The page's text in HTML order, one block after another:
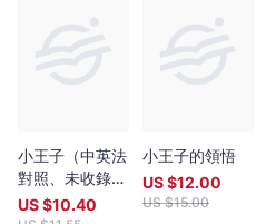
小王子（中英法
對照、未收錄的
聖修伯里手繪圖
US $10.40
小王子的領悟
US $12.00
US $15.00